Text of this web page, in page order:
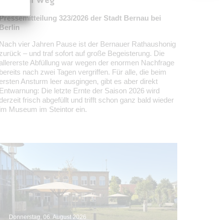
323/2026 der Stadt Bernau bei
Nach vier Jahren Pause ist der Bernauer Rathaushonig
zurück – und traf sofort auf große Begeisterung. Die
allererste Abfüllung war wegen der enormen Nachfrage
bereits nach zwei Tagen vergriffen. Für alle, die beim
ersten Ansturm leer ausgingen, gibt es aber direkt
Entwarnung: Die letzte Ernte der Saison 2026 wird
derzeit frisch abgefüllt und trifft schon ganz bald wieder
im Museum im Steintor ein.
Donnerstag, 06. August 2026